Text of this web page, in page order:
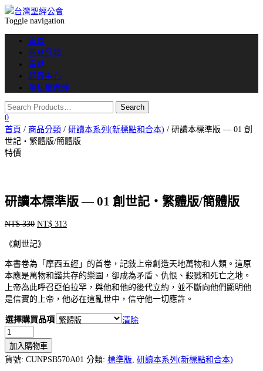
Toggle navigation
首頁
商品分類
奉獻
顧客中心
隱私權保護
0
首頁 / 商品分類 / 研讀本系列(新標點和合本) / 研讀本標準版 — 01 創
世記‧繁體版/簡體版
特價
研讀本標準版 — 01 創世記‧繁體版/簡體版
NT$330 原
價
格：
NT$ 330。
NT$ 313目
格：
NT$ 313。
《創世記》
本書卷為「摩西五經」的首卷，記敍上帝創造天地萬物和人類。這原
本應是萬物和諧共存的樂園，卻成為矛盾、仇恨、殺戮和死亡之地。
上帝為此呼召亞伯拉罕，與他和他的後代立約，並不斷向他們顯明他
是信實的上帝，他必在這亂世中，信守他一切應許。
選擇購買品項
清除
研
讀
本
加入購物車
貨號: CUNPSB570A01 分類: 標準版 研讀本系列(新標點和合本)